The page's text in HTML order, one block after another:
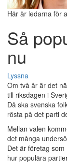
Här är ledarna för
Så
nu
Lyssna
Om två år är det
till riksdagen i
Då ska svenska
rösta på det parti
Mellan valen
det många
Det är företag
hur populära